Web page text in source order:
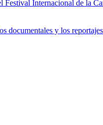
Internacional de la
documentales y los